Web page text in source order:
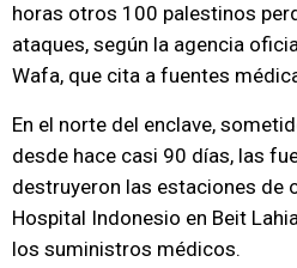
horas otros 100 palestinos
ataques, según la agencia
Wafa, que cita a fuentes
En el norte del enclave,
desde hace casi 90 días, las
destruyeron las estaciones de
Hospital Indonesio en Beit
los suministros médicos.